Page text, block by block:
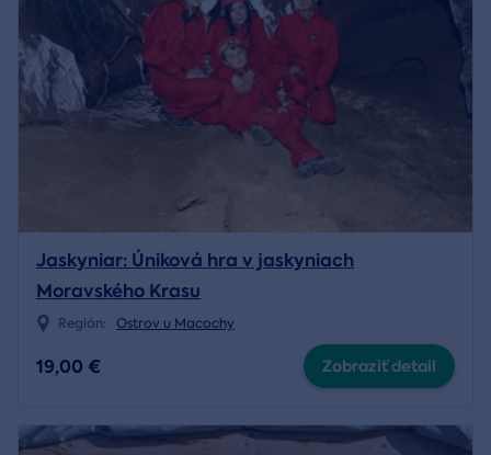
Jaskyniar: Úniková hra v jaskyniach
Moravského Krasu
Región: Ostrov u Macochy
19,00 € Zobraziť detail